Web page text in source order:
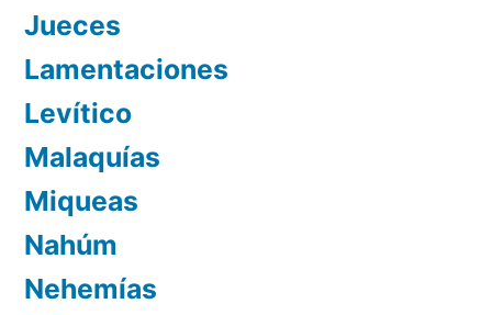
Jueces
Lamentaciones
Levítico
Malaquías
Miqueas
Nahúm
Nehemías